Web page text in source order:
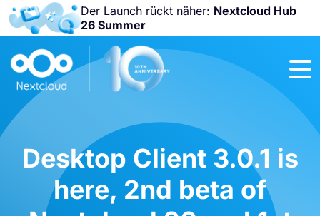
Der Launch rückt näher: Nextcloud Hub
26 Summer
Nicht
verpassen:
2026!
Desktop Client 3.0.1 is
here, 2nd beta of